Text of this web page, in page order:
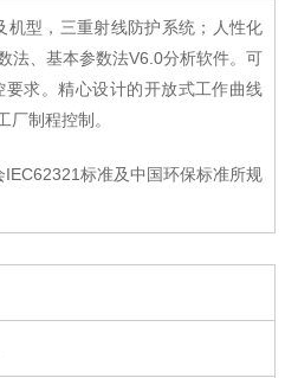
机型，三重射线防护系统；人性化
法、基本参数法V6.0分析软件。可
要求。精心设计的开放式工作曲线
厂制程控制。
标准及中国环保标准所规